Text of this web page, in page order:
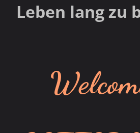
Leben lang zu